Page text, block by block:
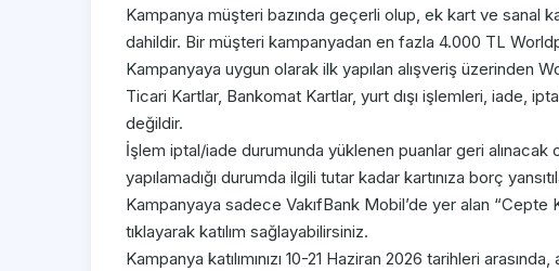
Kampanya müşteri bazında geçerli olup, ek kart ve sanal
dahildir. Bir müşteri kampanyadan en fazla 4.000 TL
Kampanyaya uygun olarak ilk yapılan alışveriş üzerinden
Ticari Kartlar, Bankomat Kartlar, yurt dışı işlemleri, iade,
değildir.
İşlem iptal/iade durumunda yüklenen puanlar geri alınacak
yapılamadığı durumda ilgili tutar kadar kartınıza borç
Kampanyaya sadece VakıfBank Mobil’de yer alan
tıklayarak katılım sağlayabilirsiniz.
Kampanya katılımınızı 10-21 Haziran 2026 tarihleri